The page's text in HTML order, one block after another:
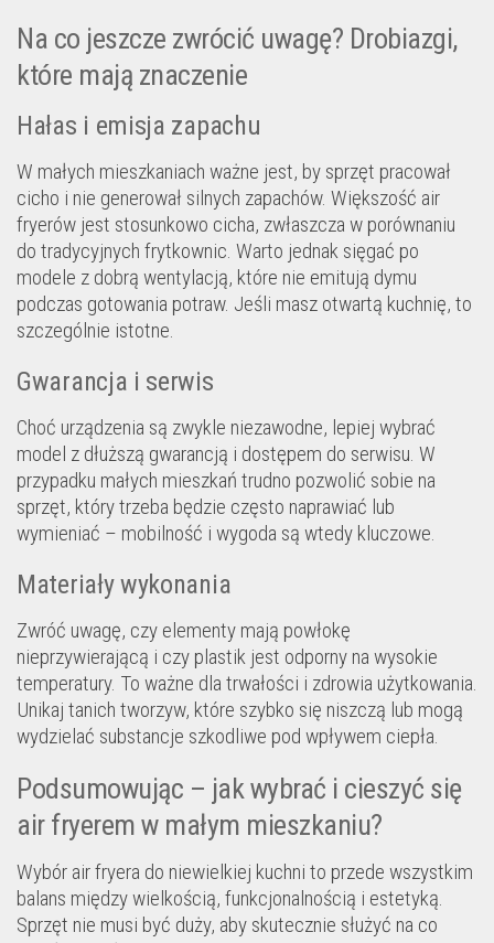
Na co jeszcze zwrócić uwagę? Drobiazgi,
które mają znaczenie
Hałas i emisja zapachu
W małych mieszkaniach ważne jest, by sprzęt pracował
cicho i nie generował silnych zapachów. Większość air
fryerów jest stosunkowo cicha, zwłaszcza w porównaniu
do tradycyjnych frytkownic. Warto jednak sięgać po
modele z dobrą wentylacją, które nie emitują dymu
podczas gotowania potraw. Jeśli masz otwartą kuchnię, to
szczególnie istotne.
Gwarancja i serwis
Choć urządzenia są zwykle niezawodne, lepiej wybrać
model z dłuższą gwarancją i dostępem do serwisu. W
przypadku małych mieszkań trudno pozwolić sobie na
sprzęt, który trzeba będzie często naprawiać lub
wymieniać – mobilność i wygoda są wtedy kluczowe.
Materiały wykonania
Zwróć uwagę, czy elementy mają powłokę
nieprzywierającą i czy plastik jest odporny na wysokie
temperatury. To ważne dla trwałości i zdrowia użytkowania.
Unikaj tanich tworzyw, które szybko się niszczą lub mogą
wydzielać substancje szkodliwe pod wpływem ciepła.
Podsumowując – jak wybrać i cieszyć się
air fryerem w małym mieszkaniu?
Wybór air fryera do niewielkiej kuchni to przede wszystkim
balans między wielkością, funkcjonalnością i estetyką.
Sprzęt nie musi być duży, aby skutecznie służyć na co